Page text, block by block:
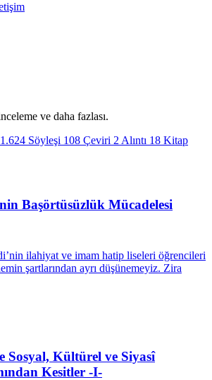
ve daha fazlası.
1.624 Söyleşi 108 Çeviri 2 Alıntı 18 Kitap
Başörtüsüzlük Mücadelesi
ilahiyat ve imam hatip liseleri öğrencileri
şartlarından ayrı düşünemeyiz. Zira
Sosyal, Kültürel ve Siyasî
Kesitler -I-